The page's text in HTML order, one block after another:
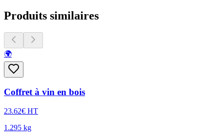
Produits similaires
🌍
Coffret à vin en bois
23.62€ HT
1.295 kg